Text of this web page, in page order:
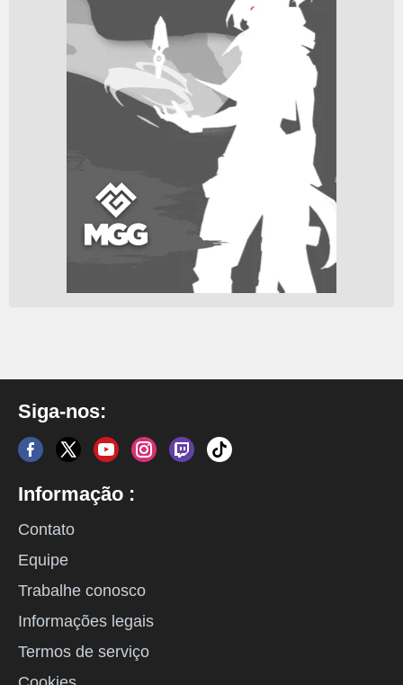
Siga-nos:
Informação :
Contato
Equipe
Trabalhe conosco
Informações legais
Termos de serviço